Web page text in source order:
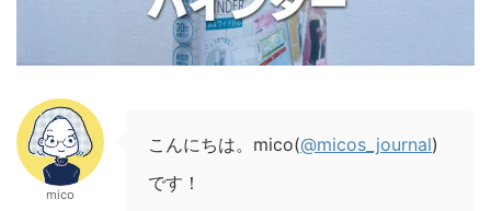
mico
こんにちは。mico(@micos_journal)
です！